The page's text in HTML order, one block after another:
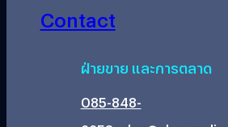
Contact
ฝ่ายขาย และการตลาด
085-848-